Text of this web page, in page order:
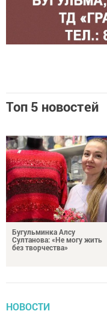
Топ 5 новостей
Бугульминка Алсу
Султанова: «Не могу жить
без творчества»
НОВОСТИ